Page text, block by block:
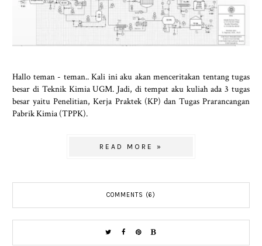
Hallo teman - teman.. Kali ini aku akan menceritakan tentang tugas
besar di Teknik Kimia UGM. Jadi, di tempat aku kuliah ada 3 tugas
besar yaitu Penelitian, Kerja Praktek (KP) dan Tugas Prarancangan
Pabrik Kimia (TPPK).
READ MORE »
COMMENTS (6)